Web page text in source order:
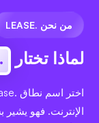
من نحن .LEASE
لماذا تختار .lease
الإنترنت. فهو يشير